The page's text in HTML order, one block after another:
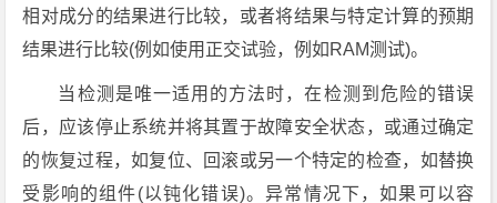
相对成分的结果进行比较，或者将结果与特定计算的预期
结果进行比较(例如使用正交试验，例如RAM测试)。
当检测是唯一适用的方法时，在检测到危险的错误
后，应该停止系统并将其置于故障安全状态，或通过确定
的恢复过程，如复位、回滚或另一个特定的检查，如替换
受影响的组件(以钝化错误)。异常情况下，如果可以容